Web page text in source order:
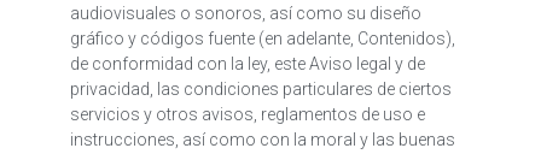
audiovisuales o sonoros, así como su diseño
gráfico y códigos fuente (en adelante, Contenidos),
de conformidad con la ley, este Aviso legal y de
privacidad, las condiciones particulares de ciertos
servicios y otros avisos, reglamentos de uso e
instrucciones, así como con la moral y las buenas